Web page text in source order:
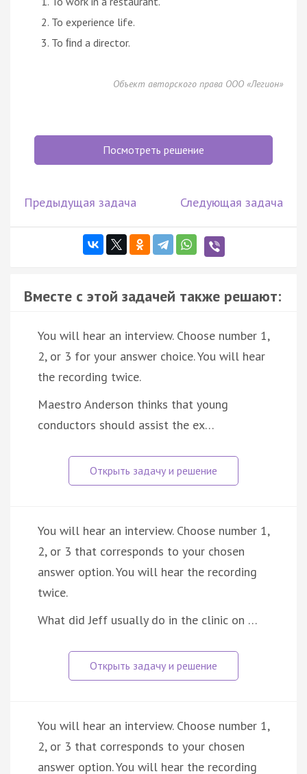
To experience life.
To ﬁnd a director.
Объект авторского права ООО «Легион»
Посмотреть решение
Предыдущая задача Следующая задача
Вместе с этой задачей также решают:
You will hear an interview. Choose number 1,
2, or 3 for your answer choice. You will hear
the recording twice.
Maestro Anderson thinks that young
conductors should assist the ex…
You will hear an interview. Choose number 1,
2, or 3 that corresponds to your chosen
answer option. You will hear the recording
twice.
What did Jeff usually do in the clinic on …
You will hear an interview. Choose number 1,
2, or 3 that corresponds to your chosen
answer option. You will hear the recording